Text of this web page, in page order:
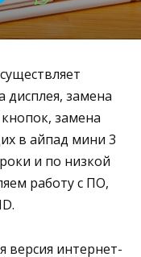
дисплея, замена
замена
в айпад мини 3
и по низкой
работу с ПО,
версия интернет-